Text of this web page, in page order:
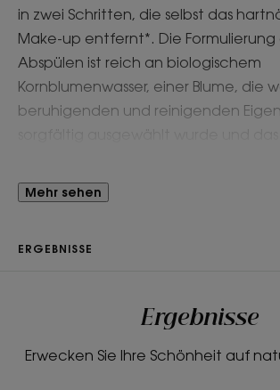
in zwei Schritten, die selbst das
Make-up entfernt*. Die Formulierung
Abspülen ist reich an biologischem
Kornblumenwasser, einer Blume, die
beruhigenden und reinigenden
entfernt sanft das Make-up mit einem
stärkt die Wimpern, ohne einen
EIN PAAR WORTE VON UNSEREM
Mehr sehen
ERGEBNISSE
Ergebnisse
Erwecken Sie Ihre Schönheit auf